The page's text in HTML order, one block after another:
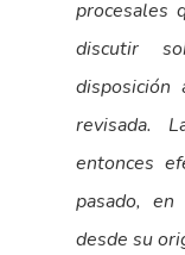
procesales
discutir
revisada.
entonces
pasado,
desde su